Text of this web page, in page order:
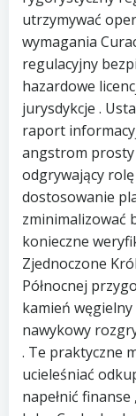
utrzymywać
wymagania
regulacyjny
hazardowe
jurysdykcje .
raport
angstrom prosty
odgrywający
dostosowanie
zminimalizować
konieczne
Zjednoczone
Północnej
kamień
nawykowy
. Te praktyczne
ucieleśniać
napełnić